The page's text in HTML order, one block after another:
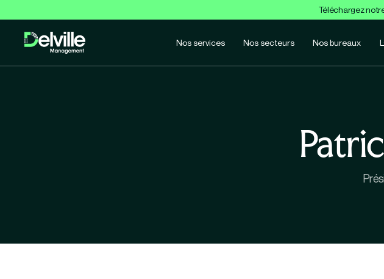
Téléchargez
Nos services Nos secteurs Nos bureaux